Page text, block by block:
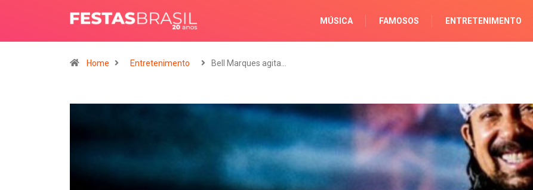
MÚSICA FAMOSOS ENTRETENIMENTO
Home Entretenimento Bell Marques agita…